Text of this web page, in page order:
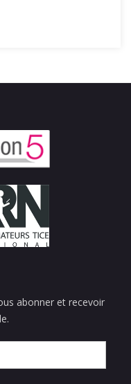
abonner et recevoir